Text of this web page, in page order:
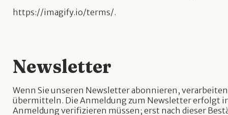
https://imagify.io/terms/.
Newsletter
Wenn Sie unseren Newsletter abonnieren,
übermitteln. Die Anmeldung zum Newsletter erfolgt
Anmeldung verifizieren müssen; erst nach dieser